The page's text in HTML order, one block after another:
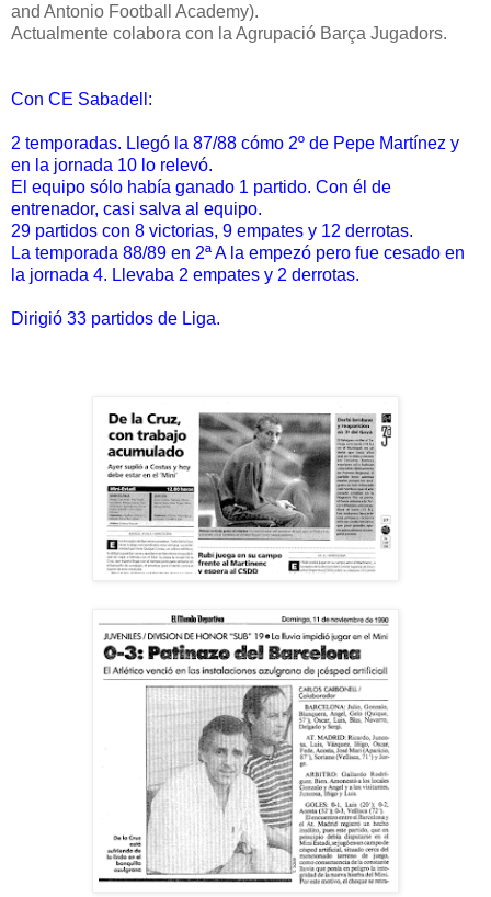
and Antonio Football Academy).
Actualmente colabora con la Agrupació Barça Jugadors.
Con CE Sabadell:
2 temporadas. Llegó la 87/88 cómo 2º de Pepe Martínez y
en la jornada 10 lo relevó.
El equipo sólo había ganado 1 partido. Con él de
entrenador, casi salva al equipo.
29 partidos con 8 victorias, 9 empates y 12 derrotas.
La temporada 88/89 en 2ª A la empezó pero fue cesado en
la jornada 4. Llevaba 2 empates y 2 derrotas.
Dirigió 33 partidos de Liga.